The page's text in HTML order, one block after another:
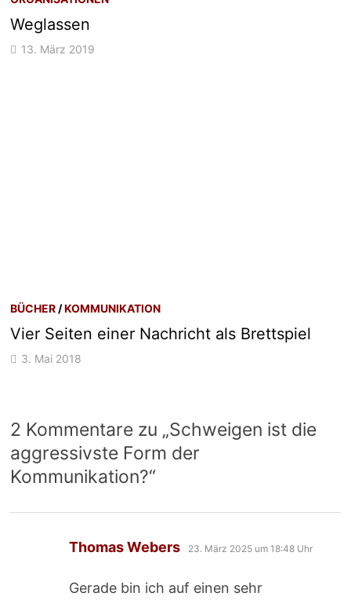
Weglassen
13. März 2019
BÜCHER /KOMMUNIKATION
Vier Seiten einer Nachricht als Brettspiel
3. Mai 2018
2 Kommentare zu „Schweigen ist die
aggressivste Form der
Kommunikation?“
Thomas Webers sagt:
23. März 2025 um 18:48 Uhr
Gerade bin ich auf einen sehr